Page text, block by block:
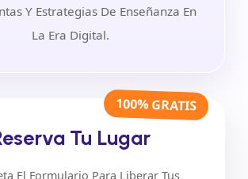
Y Estrategias De Enseñanza En
La Era Digital.
100% GRATIS
Tu Lugar
El Formulario Para Liberar Tus